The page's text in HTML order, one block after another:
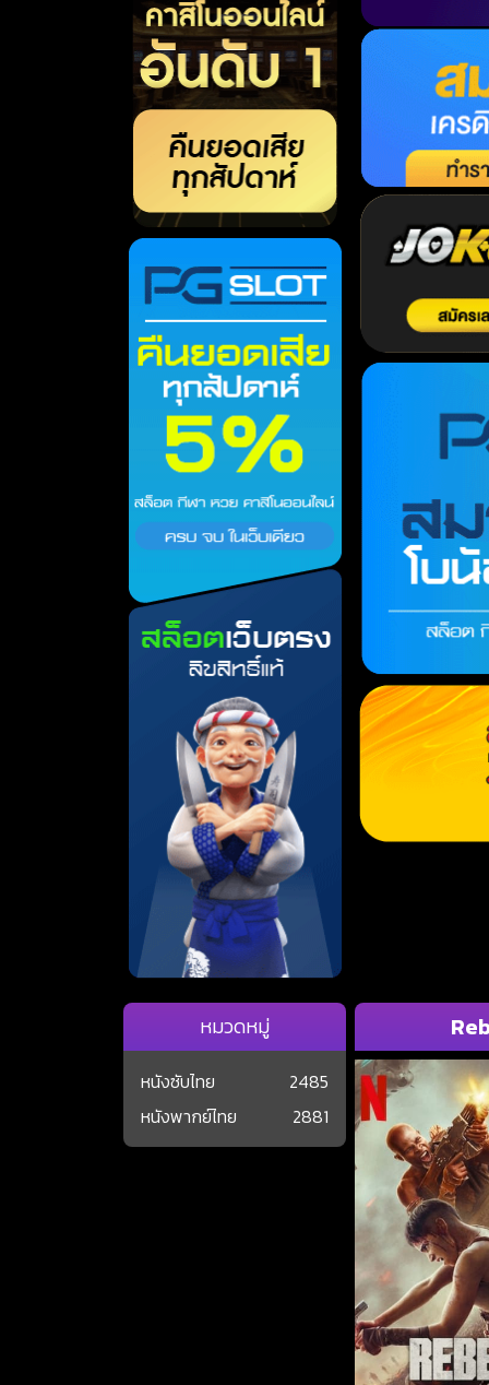
หมวดหมู่
หนังซับไทย
2485
หนังพากย์ไทย
2881